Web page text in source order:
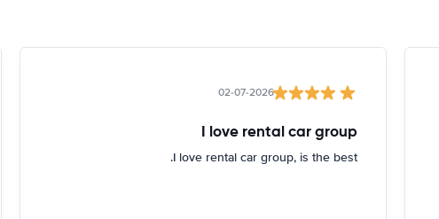
02-07-2026
I love rental car group
I love rental car group, is the best.